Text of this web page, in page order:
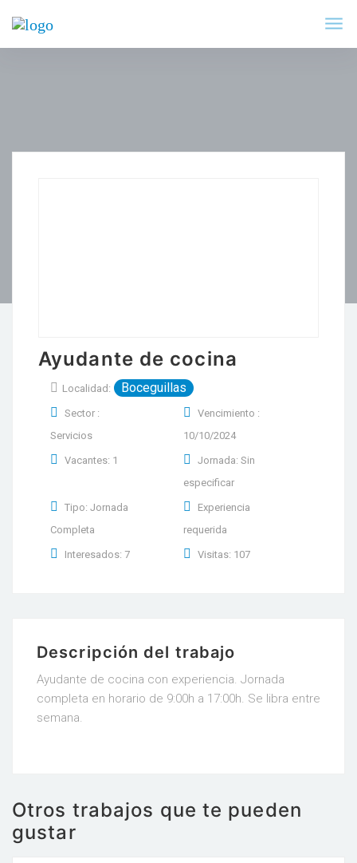
Ayudante de cocina
Localidad: Boceguillas
Sector :
Servicios
Vencimiento :
10/10/2024
Vacantes: 1
Jornada: Sin
especificar
Tipo: Jornada
Completa
Experiencia
requerida
Interesados: 7 Visitas: 107
Descripción del trabajo
Ayudante de cocina con experiencia. Jornada
completa en horario de 9:00h a 17:00h. Se libra entre
semana.
Otros trabajos que te pueden
gustar